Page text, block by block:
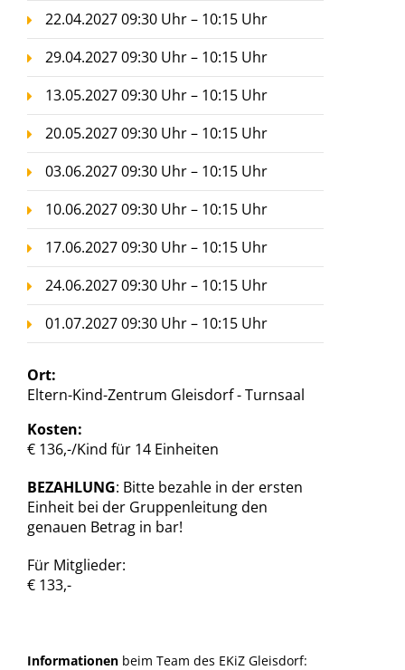
22.04.2027 09:30 Uhr – 10:15 Uhr
29.04.2027 09:30 Uhr – 10:15 Uhr
13.05.2027 09:30 Uhr – 10:15 Uhr
20.05.2027 09:30 Uhr – 10:15 Uhr
03.06.2027 09:30 Uhr – 10:15 Uhr
10.06.2027 09:30 Uhr – 10:15 Uhr
17.06.2027 09:30 Uhr – 10:15 Uhr
24.06.2027 09:30 Uhr – 10:15 Uhr
01.07.2027 09:30 Uhr – 10:15 Uhr
Ort:
Eltern-Kind-Zentrum Gleisdorf - Turnsaal
Kosten:
€ 136,-/Kind für 14 Einheiten
BEZAHLUNG: Bitte bezahle in der ersten
Einheit bei der Gruppenleitung den
genauen Betrag in bar!
Für Mitglieder:
€ 133,-
Informationen beim Team des EKiZ Gleisdorf: